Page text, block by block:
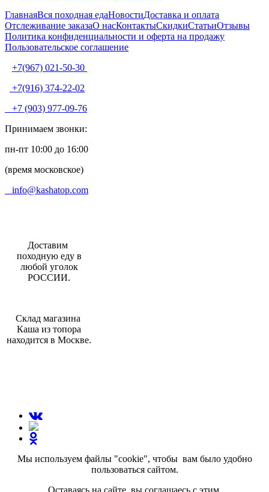
ГлавнаяВся походная едаНовостиДоставка и оплата
Отслеживание заказаО насКонтактыСкидкиСтатьиОтзывы
Политика конфиденциальности и оферта на продажу
Пользовательское соглашение
+7(967) 021-50-30
+7(916) 374-22-02
+7 (903) 977-09-76
Принимаем звонки:
пн-пт 10:00 до 16:00
(время московское)
info@kashatop.com
Доставим
походную еду в
любой уголок
РОССИИ.
Склад магазина
Каша из топора
находится в Москве.
Мы используем файлы "cookie", чтобы вам было удобно
пользоваться сайтом.
Оставаясь на сайте, вы соглашаесь с этим.